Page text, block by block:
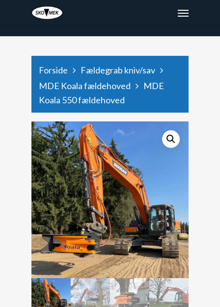
x9hjtod48depaee6987dyxg2k471rz
Forside
Fældegrab kniv/sav
MDE Koala fældehoved
MDE
Koala 550 fældehoved